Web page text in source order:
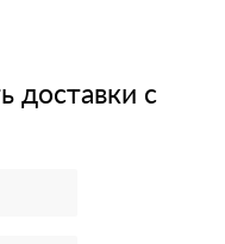
доставки с